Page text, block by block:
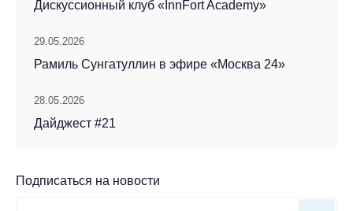
Дискуссионный клуб «InnFort Academy»
29.05.2026
Рамиль Сунгатуллин в эфире «Москва 24»
28.05.2026
Дайджест #21
Подписаться на новости